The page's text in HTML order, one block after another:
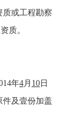
质或工程勘察
质。
年4月 10日
件及壹份加盖